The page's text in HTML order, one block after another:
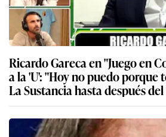
Ricardo Gareca en "Juego en
a la 'U': "Hoy no puedo
La Sustancia hasta después